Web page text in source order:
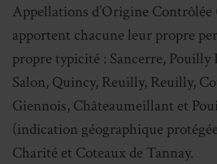
Appellations d’Origine
apportent chacune leur propre
propre typicité : Sancerre,
Salon, Quincy, Reuilly, Reuilly,
Giennois, Châteaumeillant et
(indication géographique
Charité et Coteaux de Tannay.